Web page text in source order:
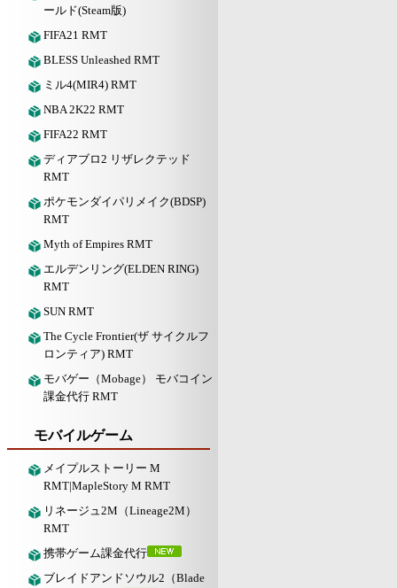
ールド(Steam版)
FIFA21 RMT
BLESS Unleashed RMT
ミル4(MIR4) RMT
NBA 2K22 RMT
FIFA22 RMT
ディアブロ2 リザレクテッド
RMT
ポケモンダイパリメイク(BDSP)
RMT
Myth of Empires RMT
エルデンリング(ELDEN RING)
RMT
SUN RMT
The Cycle Frontier(ザ サイクルフ
ロンティア) RMT
モバゲー（Mobage） モバコイン
課金代行 RMT
モバイルゲーム
メイプルストーリー M
RMT|MapleStory M RMT
リネージュ2M（Lineage2M）
RMT
携帯ゲーム課金代行
ブレイドアンドソウル2（Blade